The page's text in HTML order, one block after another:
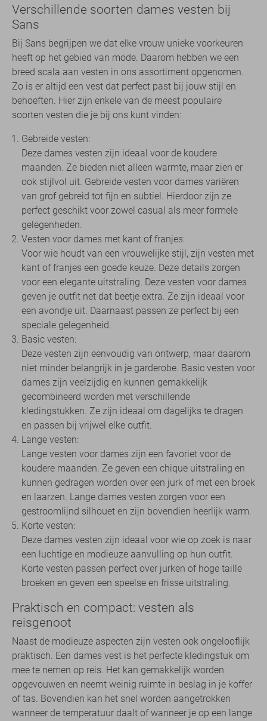
Verschillende soorten dames vesten bij
Sans
Bij Sans begrijpen we dat elke vrouw unieke voorkeuren
heeft op het gebied van mode. Daarom hebben we een
breed scala aan vesten in ons assortiment opgenomen.
Zo is er altijd een vest dat perfect past bij jouw stijl en
behoeften. Hier zijn enkele van de meest populaire
soorten vesten die je bij ons kunt vinden:
Gebreide vesten:
Deze dames vesten zijn ideaal voor de koudere
maanden. Ze bieden niet alleen warmte, maar zien er
ook stijlvol uit. Gebreide vesten voor dames variëren
van grof gebreid tot fijn en subtiel. Hierdoor zijn ze
perfect geschikt voor zowel casual als meer formele
gelegenheden.
Vesten voor dames met kant of franjes:
Voor wie houdt van een vrouwelijke stijl, zijn vesten met
kant of franjes een goede keuze. Deze details zorgen
voor een elegante uitstraling. Deze vesten voor dames
geven je outfit net dat beetje extra. Ze zijn ideaal voor
een avondje uit. Daarnaast passen ze perfect bij een
speciale gelegenheid.
Basic vesten:
Deze vesten zijn eenvoudig van ontwerp, maar daarom
niet minder belangrijk in je garderobe. Basic vesten voor
dames zijn veelzijdig en kunnen gemakkelijk
gecombineerd worden met verschillende
kledingstukken. Ze zijn ideaal om dagelijks te dragen
en passen bij vrijwel elke outfit.
Lange vesten:
Lange vesten voor dames zijn een favoriet voor de
koudere maanden. Ze geven een chique uitstraling en
kunnen gedragen worden over een jurk of met een broek
en laarzen. Lange dames vesten zorgen voor een
gestroomlijnd silhouet en zijn bovendien heerlijk warm.
Korte vesten:
Deze dames vesten zijn ideaal voor wie op zoek is naar
een luchtige en modieuze aanvulling op hun outfit.
Korte vesten passen perfect over jurken of hoge taille
broeken en geven een speelse en frisse uitstraling.
Praktisch en compact: vesten als
reisgenoot
Naast de modieuze aspecten zijn vesten ook ongelooflijk
praktisch. Een dames vest is het perfecte kledingstuk om
mee te nemen op reis. Het kan gemakkelijk worden
opgevouwen en neemt weinig ruimte in beslag in je koffer
of tas. Bovendien kan het snel worden aangetrokken
wanneer de temperatuur daalt of wanneer je op een lange